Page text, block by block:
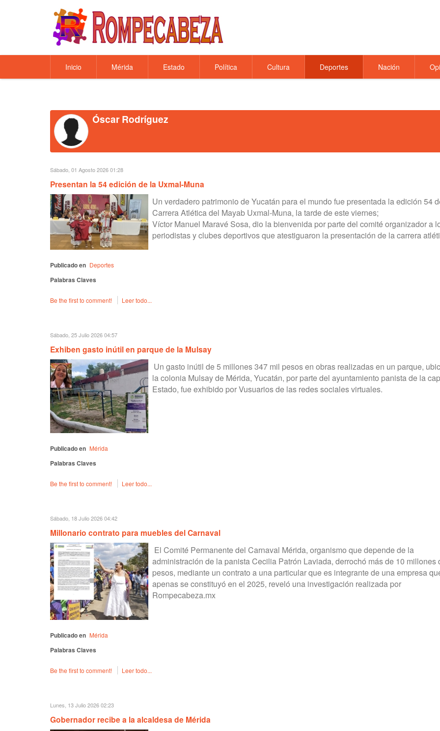
Inicio Mérida Estado Política Cultura Deportes Nación
Óscar Rodríguez
Sábado, 01 Agosto 2026 01:28
Presentan la 54 edición de la Uxmal-Muna
Un verdadero patrimonio de Yucatán para el mundo fue presentada la edición 54
Carrera Atlética del Mayab Uxmal-Muna, la tarde de este viernes;
Víctor Manuel Maravé Sosa, dio la bienvenida por parte del comité organizador a
periodistas y clubes deportivos que atestiguaron la presentación de la carrera
Publicado en Deportes
Palabras Claves
Be the first to comment! Leer todo...
Sábado, 25 Julio 2026 04:57
Exhiben gasto inútil en parque de la Mulsay
Un gasto inútil de 5 millones 347 mil pesos en obras realizadas en un parque,
la colonia Mulsay de Mérida, Yucatán, por parte del ayuntamiento panista de la
Estado, fue exhibido por Vusuarios de las redes sociales virtuales.
Publicado en Mérida
Palabras Claves
Be the first to comment! Leer todo...
Sábado, 18 Julio 2026 04:42
Millonario contrato para muebles del Carnaval
El Comité Permanente del Carnaval Mérida, organismo que depende de la
administración de la panista Cecilia Patrón Laviada, derrochó más de 10 millones
pesos, mediante un contrato a una particular que es integrante de una empresa
apenas se constituyó en el 2025, reveló una investigación realizada por
Rompecabeza.mx
Publicado en Mérida
Palabras Claves
Be the first to comment! Leer todo...
Lunes, 13 Julio 2026 02:23
Gobernador recibe a la alcaldesa de Mérida